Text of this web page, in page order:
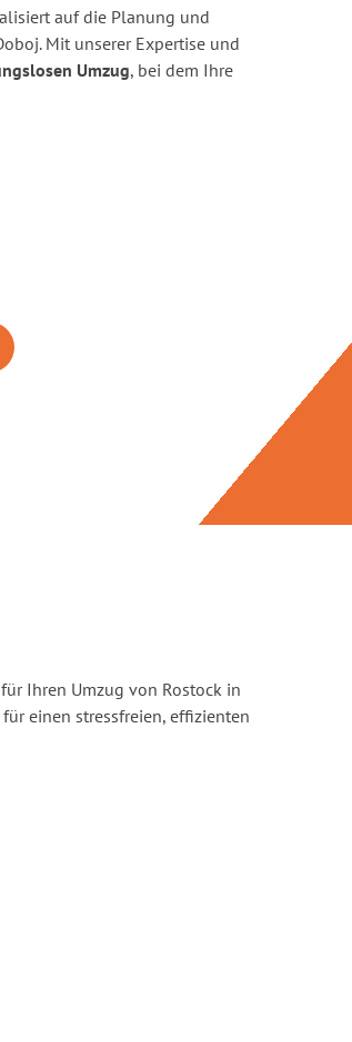
auf die Planung und
Mit unserer Expertise und
Umzug, bei dem Ihre
Ihren Umzug von Rostock in
einen stressfreien, effizienten